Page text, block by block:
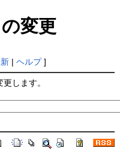
変更
| ヘルプ]
します。